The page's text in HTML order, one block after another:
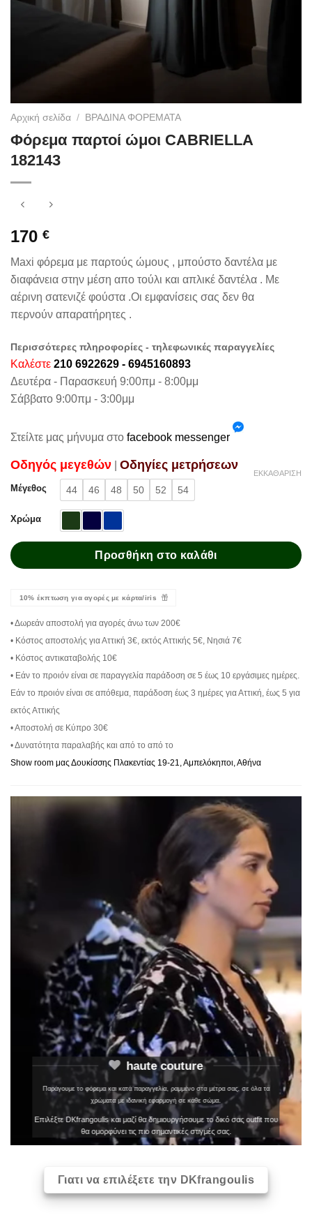
Αρχική σελίδα / ΒΡΑΔΙΝΑ ΦΟΡΕΜΑΤΑ
Φόρεμα παρτοί ώμοι CABRIELLA
182143
170 €
Maxi φόρεμα με παρτούς ώμους , μπούστο δαντέλα με
διαφάνεια στην μέση απο τούλι και απλικέ δαντέλα . Με
αέρινη σατενιζέ φούστα .Οι εμφανίσεις σας δεν θα
περνούν απαρατήρητες .
Περισσότερες πληροφορίες - τηλεφωνικές παραγγελίες
Καλέστε 210 6922629 - 6945160893
Δευτέρα - Παρασκευή 9:00πμ - 8:00μμ
Σάββατο 9:00πμ - 3:00μμ
Στείλτε μας μήνυμα στο facebook messenger
Oδηγός μεγεθών Oδηγίες μετρήσεων
Μέγεθος 44 46 48 50 52 54
Χρώμα
ΕΚΚΑΘΆΡΙΣΗ
Προσθήκη στο καλάθι
10% έκπτωση για αγορές με κάρτα/iris
• Δωρεάν αποστολή για αγορές άνω των 200€
• Κόστος αποστολής για Αττική 3€, εκτός Αττικής 5€, Νησιά 7€
• Κόστος αντικαταβολής 10€
• Εάν το προιόν είναι σε παραγγελία παράδοση σε 5 έως 10 εργάσιμες ημέρες.
Εάν το προιόν είναι σε απόθεμα, παράδοση έως 3 ημέρες για Αττική, έως 5 για
εκτός Αττικής
• Αποστολή σε Κύπρο 30€
• Δυνατότητα παραλαβής και από το από το
Show room μας Δουκίσσης Πλακεντίας 19-21, Αμπελόκηποι, Αθήνα
haute couture
Παράγουμε το φόρεμα και κατά παραγγελία, ραμμένο στα μέτρα σας, σε όλα τα
χρώματα με ιδανική εφαρμογή σε κάθε σώμα.
Επιλέξτε DKfrangoulis και μαζί θα δημιουργήσουμε το δικό σας outfit που
θα ομορφύνει τις πιο σημαντικές στιγμές σας.
Γιατι να επιλέξετε την DKfrangoulis